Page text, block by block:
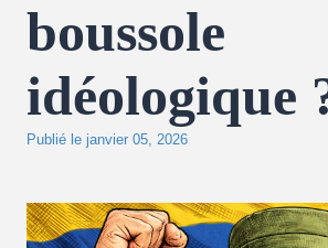
boussole
idéologique
Publié le janvier 05, 2026